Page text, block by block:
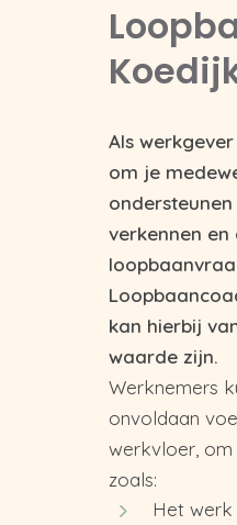
Als
om je
verkennen en
kan hierbij
waarde zijn.
Werknemers
onvoldaan
werkvloer, om
zoals:
Het werk